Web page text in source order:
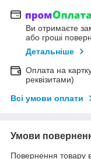
Ви отримаєте
або гроші
Детальніше
Оплата на
реквізитами)
Всі умови оплати
Умови
Повернення товару